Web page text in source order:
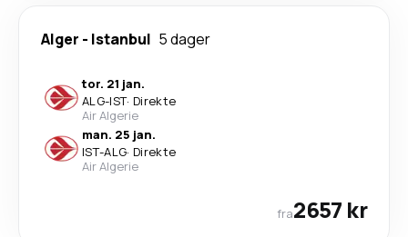
Alger - Istanbul 5 dager
tor. 21 jan.
ALG-IST· Direkte
Air Algerie
man. 25 jan.
IST-ALG· Direkte
Air Algerie
fra2657 kr